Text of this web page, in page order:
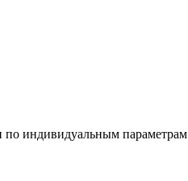
по индивидуальным параметрам